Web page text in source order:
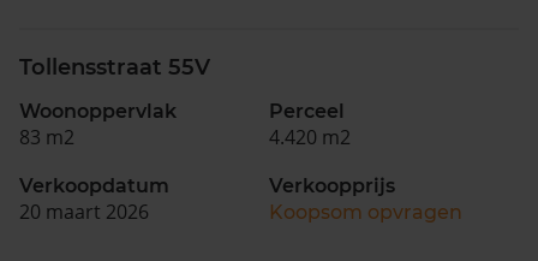
Tollensstraat 55V
Woonoppervlak
83 m2
Perceel
4.420 m2
Verkoopdatum
20 maart 2026
Verkoopprijs
Koopsom opvragen